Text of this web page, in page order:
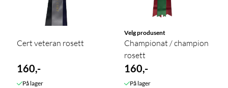
Cert veteran rosett
160,-
På lager
Velg produsent
Championat / champion
rosett
160,-
På lager